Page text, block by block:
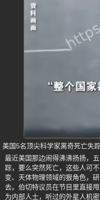
美国5名顶尖科学家离奇死亡失
最近美国那边闹得沸沸扬扬，
踪，要么突然死亡，这些人可
变、天体物理领域的狠角色，
去。伯切特议员在节目里直接
为内部人士，听过的外星人机